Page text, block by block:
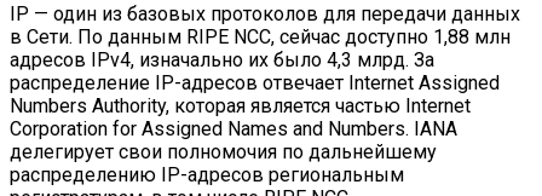
IP — один из базовых протоколов для передачи данных
в Сети. По данным RIPE NCC, сейчас доступно 1,88 млн
адресов IPv4, изначально их было 4,3 млрд. За
распределение IP-адресов отвечает Internet Assigned
Numbers Authority, которая является частью Internet
Corporation for Assigned Names and Numbers. IANA
делегирует свои полномочия по дальнейшему
распределению IP-адресов региональным